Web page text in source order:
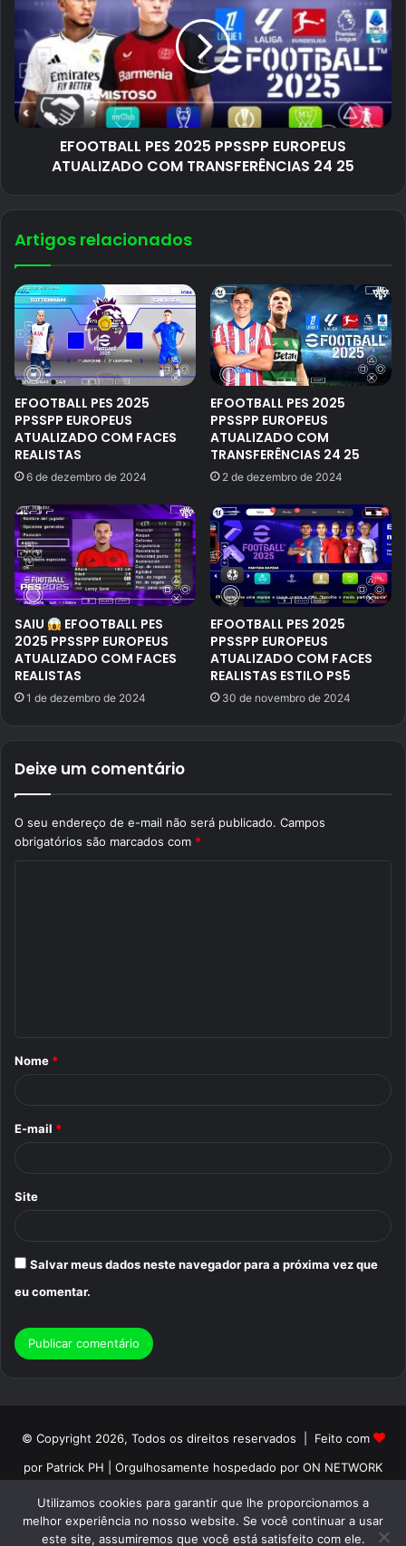
EFOOTBALL PES 2025 PPSSPP EUROPEUS
ATUALIZADO COM TRANSFERÊNCIAS 24 25
Artigos relacionados
EFOOTBALL PES 2025
PPSSPP EUROPEUS
ATUALIZADO COM FACES
REALISTAS
6 de dezembro de 2024
EFOOTBALL PES 2025
PPSSPP EUROPEUS
ATUALIZADO COM
TRANSFERÊNCIAS 24 25
2 de dezembro de 2024
SAIU
EFOOTBALL PES
2025 PPSSPP EUROPEUS
ATUALIZADO COM FACES
REALISTAS
1 de dezembro de 2024
EFOOTBALL PES 2025
PPSSPP EUROPEUS
ATUALIZADO COM FACES
REALISTAS ESTILO PS5
30 de novembro de 2024
Deixe um comentário
O seu endereço de e-mail não será publicado. Campos
obrigatórios são marcados com *
r
Nome *
E-mail *
Site
Salvar meus dados neste navegador para a próxima vez que
eu comentar.
© Copyright 2026, Todos os direitos reservados | Feito com
por Patrick PH | Orgulhosamente hospedado por ON NETWORK
Início
Sobre Termos de Uso
Politica de Privacidade
Contato
Utilizamos cookies para garantir que lhe proporcionamos a
melhor experiência no nosso website. Se você continuar a usar
este site, assumiremos que você está satisfeito com ele.